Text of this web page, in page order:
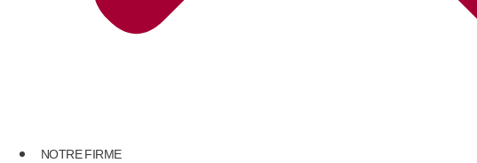
NOTRE FIRME